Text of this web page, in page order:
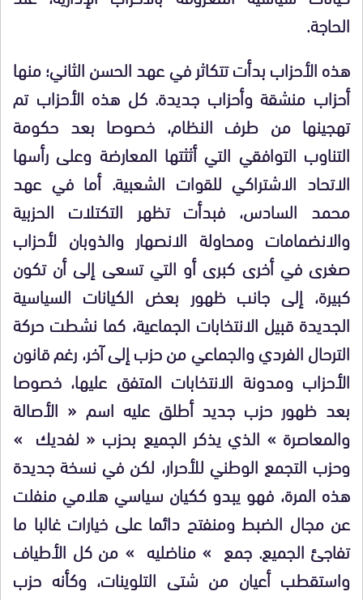
الحاجة.
هذه الأحزاب بدأت تتكاثر في عهد الحسن الثاني؛ منها
أحزاب منشقة وأحزاب جديدة. كل هذه الأحزاب تم
تهجينها من طرف النظام، خصوصا بعد حكومة
التناوب التوافقي التي أثثتها المعارضة وعلى رأسها
الاتحاد الاشتراكي للقوات الشعبية. أما في عهد
محمد السادس، فبدأت تظهر التكتلات الحزبية
والانضمامات ومحاولة الانصهار والذوبان لأحزاب
صغرى في أخرى كبرى أو التي تسعى إلى أن تكون
كبيرة، إلى جانب ظهور بعض الكيانات السياسية
الجديدة قبيل الانتخابات الجماعية، كما نشطت حركة
الترحال الفردي والجماعي من حزب إلى آخر، رغم قانون
الأحزاب ومدونة الانتخابات المتفق عليها، خصوصا
بعد ظهور حزب جديد أطلق عليه اسم « الأصالة
والمعاصرة » الذي يذكر الجميع بحزب « لفديك »
وحزب التجمع الوطني للأحرار، لكن في نسخة جديدة
هذه المرة، فهو يبدو ككيان سياسي هلامي منفلت
عن مجال الضبط ومنفتح دائما على خيارات غالبا ما
تفاجئ الجميع. جمع » مناضليه » من كل الأطياف
واستقطب أعيان من شتى التلوينات، وكأنه حزب